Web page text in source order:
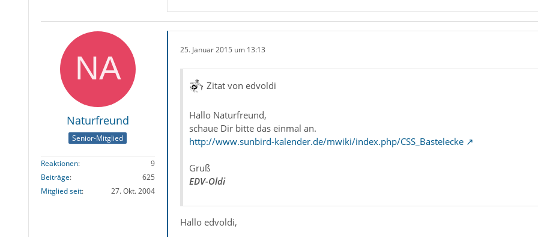
Naturfreund
Senior-Mitglied
Reaktionen
9
Beiträge
625
Mitglied seit
27. Okt. 2004
25. Januar 2015 um 13:13
Zitat von edvoldi
Hallo Naturfreund,
schaue Dir bitte das einmal an.
http://www.sunbird-kalender.de/mwiki/index.php/CSS_Bastelecke
Gruß
EDV-Oldi
Hallo edvoldi,